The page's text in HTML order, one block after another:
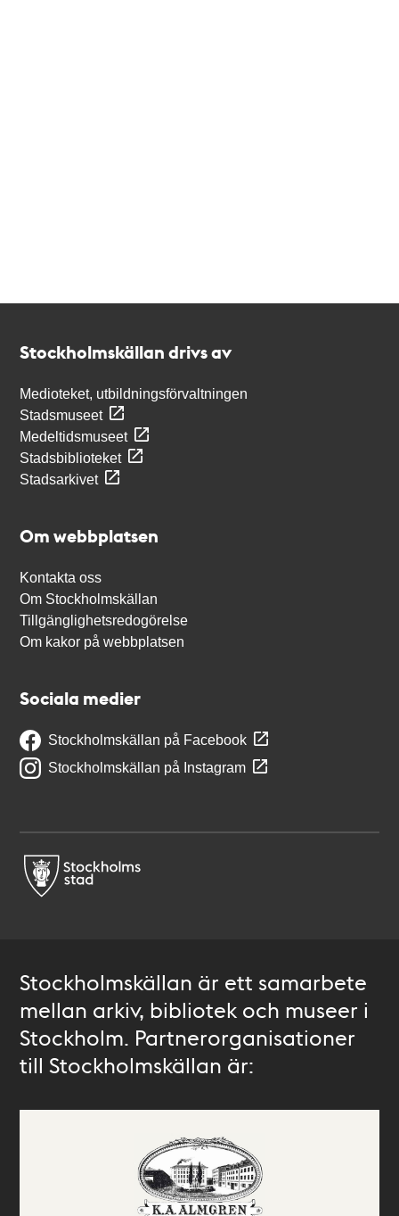
Stockholmskällan drivs av
Medioteket, utbildningsförvaltningen
Stadsmuseet
Medeltidsmuseet
Stadsbiblioteket
Stadsarkivet
Om webbplatsen
Kontakta oss
Om Stockholmskällan
Tillgänglighetsredogörelse
Om kakor på webbplatsen
Sociala medier
Stockholmskällan på Facebook
Stockholmskällan på Instagram
Stockholmskällan är ett samarbete
mellan arkiv, bibliotek och museer i
Stockholm. Partnerorganisationer
till Stockholmskällan är: